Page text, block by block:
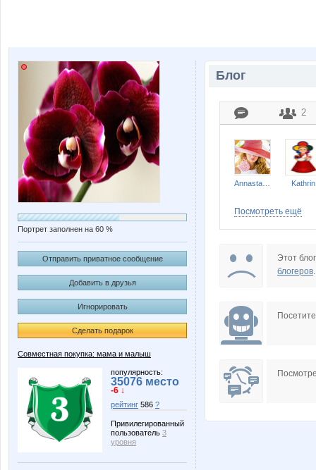
Портрет заполнен на 60 %
Отправить приватное сообщение
Добавить в друзья
Игнорировать
Сделать подарок
Совместная покупка: мама и малыш
популярность:
35076 место
-6 ↓
рейтинг 586 ?
Привилегированный
пользователь 3
уровня
Блог
2
Kathrin
limonsha
Посмотреть ещё
Этот
блогеров.